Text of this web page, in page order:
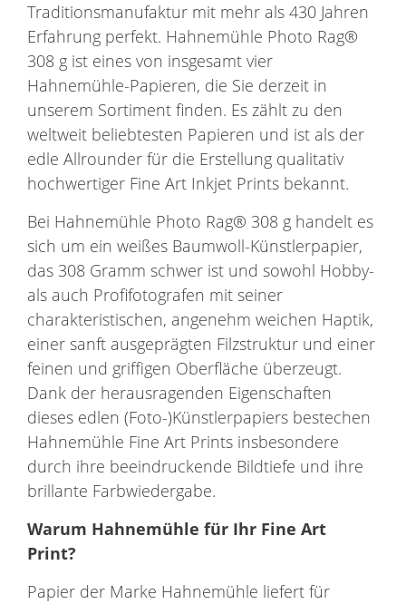
Traditionsmanufaktur mit mehr als 430 Jahren
Erfahrung perfekt. Hahnemühle Photo Rag®
308 g ist eines von insgesamt vier
Hahnemühle-Papieren, die Sie derzeit in
unserem Sortiment finden. Es zählt zu den
weltweit beliebtesten Papieren und ist als der
edle Allrounder für die Erstellung qualitativ
hochwertiger Fine Art Inkjet Prints bekannt.
Bei Hahnemühle Photo Rag® 308 g handelt es
sich um ein weißes Baumwoll-Künstlerpapier,
das 308 Gramm schwer ist und sowohl Hobby-
als auch Profifotografen mit seiner
charakteristischen, angenehm weichen Haptik,
einer sanft ausgeprägten Filzstruktur und einer
feinen und griffigen Oberfläche überzeugt.
Dank der herausragenden Eigenschaften
dieses edlen (Foto-)Künstlerpapiers bestechen
Hahnemühle Fine Art Prints insbesondere
durch ihre beeindruckende Bildtiefe und ihre
brillante Farbwiedergabe.
Warum Hahnemühle für Ihr Fine Art
Print?
Papier der Marke Hahnemühle liefert für